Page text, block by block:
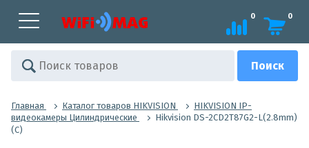
0 0
Главная Каталог товаров HIKVISION
HIKVISION IP-
видеокамеры Цилиндрические
Hikvision DS-2CD2T87G2-L(2.8mm)
(C)